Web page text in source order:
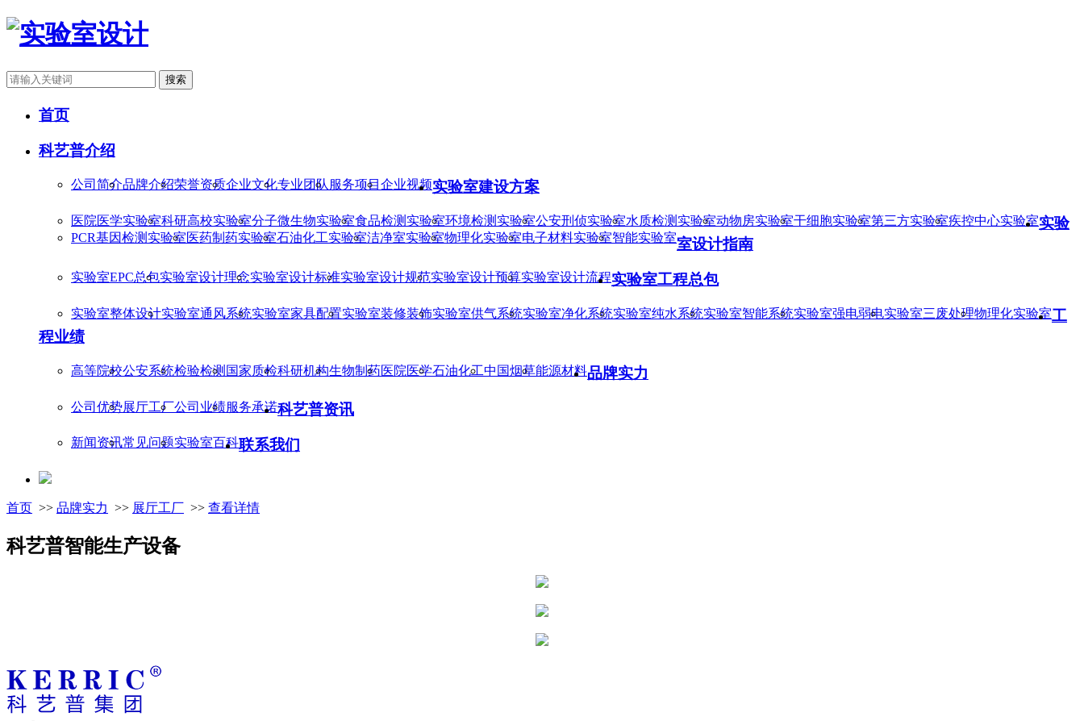
搜索
首页
科艺普介绍
公司简介品牌介绍荣誉资质企业文化专业团队 服务项目 企业视频实验室建设方案
医院医学实验室科研高校实验室分子微生物实验室食品检测实验室环境检测实验室公安刑侦实验室水质检测实验室动物房实验室干细胞实验室第三方实验室疾控中心实验室
PCR基因检测实验室医药制药实验室石油化工实验室洁净室实验室物理化实验室电子材料实验室智能实验室
实验
室设计指南
实验室EPC总包实验室设计理念实验室设计标准实验室设计规范实验室设计预算实验室设计流程实验室工程总包
实验室整体设计实验室通风系统实验室家具配置实验室装修装饰实验室供气系统实验室净化系统实验室纯水系统实验室智能系统实验室强电弱电实验室三废处理物理化实验室工
程业绩
高等院校公安系统检验检测 国家质检科研机构生物制药医院医学石油化工中国烟草能源材料品牌实力
公司优势展厅工厂公司业绩服务承诺科艺普资讯
新闻资讯常见问题实验室百科联系我们
首页 >> 品牌实力 >> 展厅工厂 >> 查看详情
科艺普智能生产设备